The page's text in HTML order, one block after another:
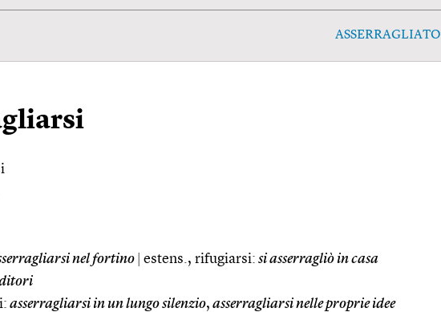
ASSERRAGLIATO
nel fortino estens., rifugiarsi: si asserragliò in casa
asserragliarsi in un lungo silenzio, asserragliarsi nelle proprie idee